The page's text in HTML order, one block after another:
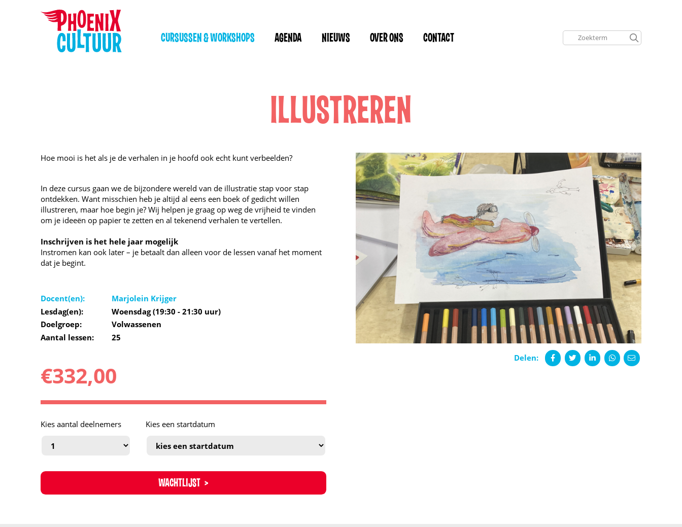
CURSUSSEN & WORKSHOPS AGENDA NIEUWS OVER ONS CONTACT
ILLUSTREREN
Hoe mooi is het als je de verhalen in je hoofd ook echt kunt verbeelden?
In deze cursus gaan we de bijzondere wereld van de illustratie stap voor stap
ontdekken. Want misschien heb je altijd al eens een boek of gedicht willen
illustreren, maar hoe begin je? Wij helpen je graag op weg de vrijheid te vinden
om je ideeën op papier te zetten en al tekenend verhalen te vertellen.
Inschrijven is het hele jaar mogelijk
Instromen kan ook later – je betaalt dan alleen voor de lessen vanaf het moment
dat je begint.
Docent(en):
Marjolein Krijger
Lesdag(en):
Woensdag (19:30 - 21:30 uur)
Doelgroep:
Volwassenen
Aantal lessen:
25
€332,00
Kies aantal deelnemers Kies een startdatum
WACHTLIJST
Delen: